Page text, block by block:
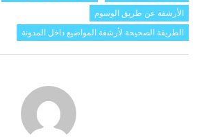
الأرشفة عن طريق الوسوم
الطريقة الصحيحة لأرشفة المواضيع داخل المدونة